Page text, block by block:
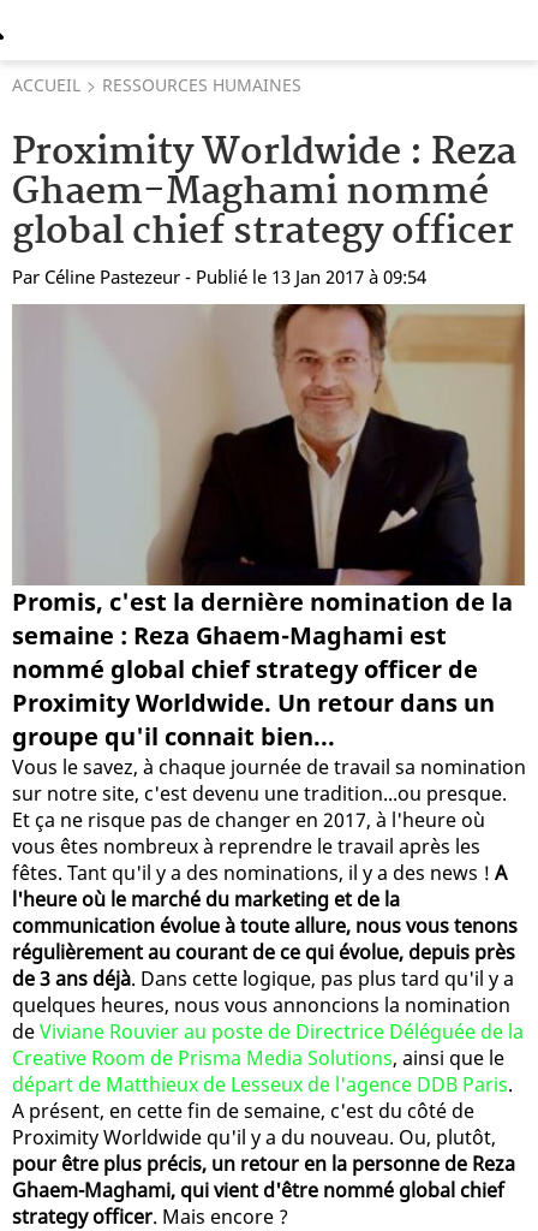
ACCUEIL RESSOURCES HUMAINES
Proximity Worldwide : Reza
Ghaem-Maghami nommé
global chief strategy officer
Par Céline Pastezeur - Publié le 13 Jan 2017 à 09:54
Promis, c'est la dernière nomination de la
semaine : Reza Ghaem-Maghami est
nommé global chief strategy officer de
Proximity Worldwide. Un retour dans un
groupe qu'il connait bien...
Vous le savez, à chaque journée de travail sa nomination
sur notre site, c'est devenu une tradition...ou presque.
Et ça ne risque pas de changer en 2017, à l'heure où
vous êtes nombreux à reprendre le travail après les
fêtes. Tant qu'il y a des nominations, il y a des news ! A
l'heure où le marché du marketing et de la
communication évolue à toute allure, nous vous tenons
régulièrement au courant de ce qui évolue, depuis près
de 3 ans déjà. Dans cette logique, pas plus tard qu'il y a
quelques heures, nous vous annoncions la nomination
deViviane Rouvier au poste de Directrice Déléguée de la
Creative Room de Prisma Media Solutions, ainsi que le
départ de Matthieux de Lesseux de l'agence DDB Paris.
A présent, en cette fin de semaine, c'est du côté de
Proximity Worldwide qu'il y a du nouveau. Ou, plutôt,
pour être plus précis, un retour en la personne de Reza
Ghaem-Maghami, qui vient d'être nommé global chief
strategy officer. Mais encore ?